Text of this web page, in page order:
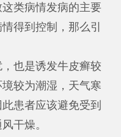
类病情发病的主要
得到控制，那么引
也是诱发牛皮癣较
较为潮湿，天气寒
患者应该避免受到
干燥。